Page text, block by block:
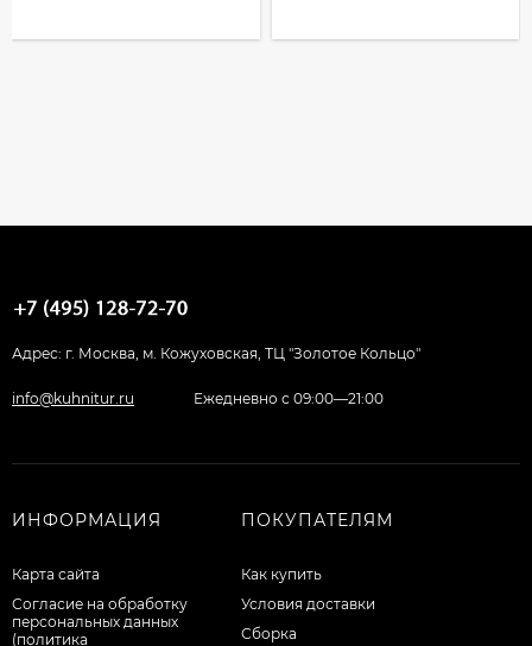
Адрес: г. Москва, м. Кожуховская, ТЦ "Золотое Кольцо"
info@kuhnitur.ru Ежедневно с 09:00—21:00
ИНФОРМАЦИЯ
Карта сайта
Согласие на обработку
персональных данных
(политика
ПОКУПАТЕЛЯМ
Как купить
Условия доставки
Сборка